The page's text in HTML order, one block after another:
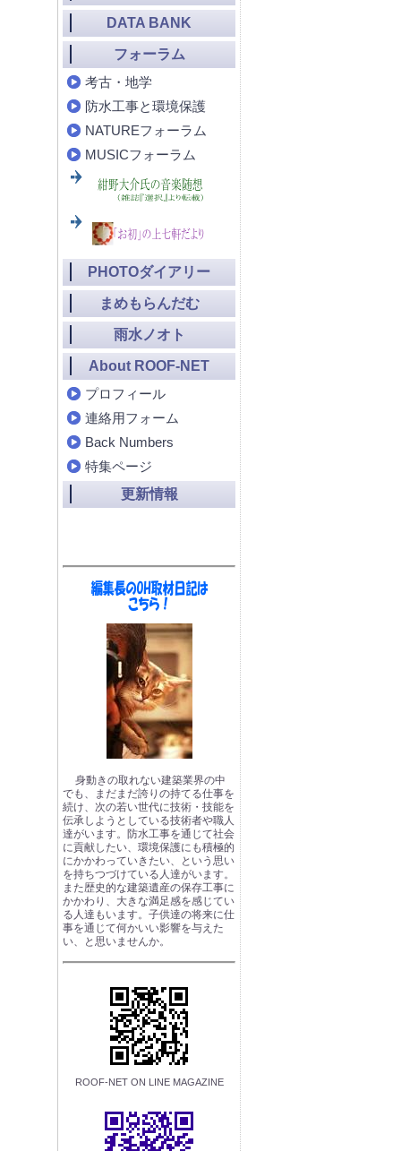
DATA BANK
フォーラム
考古・地学
防水工事と環境保護
NATUREフォーラム
MUSICフォーラム
PHOTOダイアリー
まめもらんだむ
雨水ノオト
About ROOF-NET
プロフィール
連絡用フォーム
Back Numbers
特集ページ
更新情報
身動きの取れない建築業界の中
でも、まだまだ誇りの持てる仕事を
続け、次の若い世代に技術・技能を
伝承しようとしている技術者や職人
達がいます。防水工事を通じて社会
に貢献したい、環境保護にも積極的
にかかわっていきたい、という思い
を持ちつづけている人達がいます。
また歴史的な建築遺産の保存工事に
かかわり、大きな満足感を感じてい
る人達もいます。子供達の将来に仕
事を通じて何かいい影響を与えた
い、と思いませんか。
ROOF-NET ON LINE MAGAZINE